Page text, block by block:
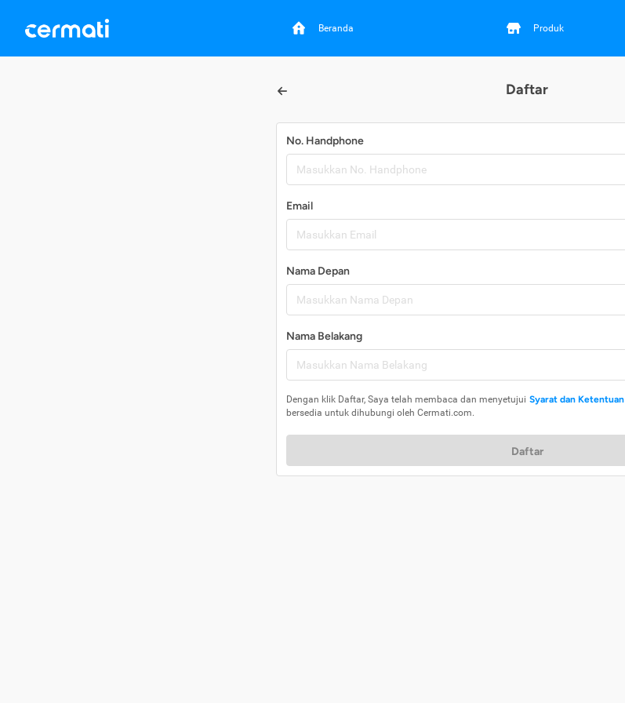
Beranda Produk
Daftar
No. Handphone
Email
Nama Depan
Nama Belakang
Dengan klik Daftar, Saya telah membaca dan menyetujui Syarat dan Ketentuan
bersedia untuk dihubungi oleh Cermati.com.
Daftar